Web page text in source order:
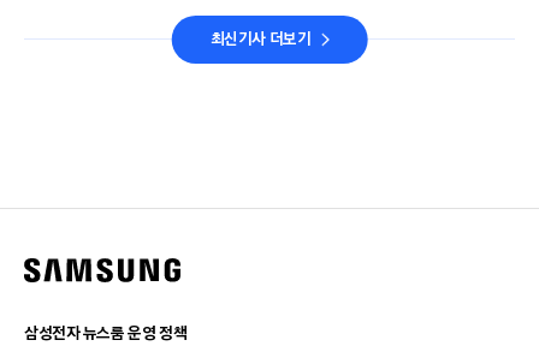
최신기사 더보기
삼성전자 뉴스룸 운영 정책